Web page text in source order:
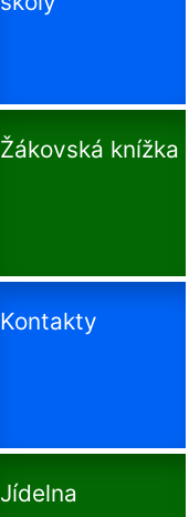
Žákovská knížka
Kontakty
Jídelna